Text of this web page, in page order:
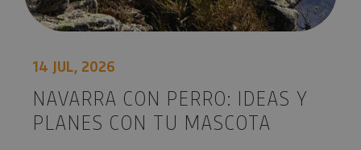
14 JUL, 2026
NAVARRA CON PERRO: IDEAS Y
PLANES CON TU MASCOTA